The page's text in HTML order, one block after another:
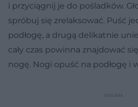
i przyciągnij je do pośladków.
spróbuj się zrelaksować. Puść
podłogę, a drugą delikatnie
cały czas powinna znajdować
nogę. Nogi opuść na podłogę i